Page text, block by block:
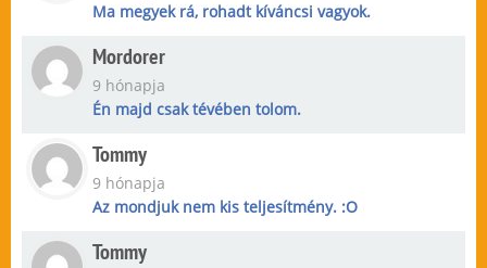
Ma megyek rá, rohadt kíváncsi vagyok.
Mordorer
9 hónapja
Én majd csak tévében tolom.
Tommy
9 hónapja
Az mondjuk nem kis teljesítmény. :O
Tommy